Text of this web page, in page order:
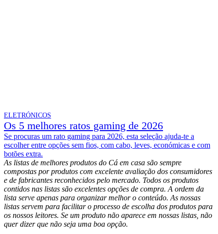
ELETRÓNICOS
Os 5 melhores ratos gaming de 2026
Se procuras um rato gaming para 2026, esta seleção ajuda-te a
escolher entre opções sem fios, com cabo, leves, económicas e com
botões extra.
As listas de melhores produtos do Cá em casa são sempre
compostas por produtos com excelente avaliação dos consumidores
e de fabricantes reconhecidos pelo mercado. Todos os produtos
contidos nas listas são excelentes opções de compra. A ordem da
lista serve apenas para organizar melhor o conteúdo. As nossas
listas servem para facilitar o processo de escolha dos produtos para
os nossos leitores. Se um produto não aparece em nossas listas, não
quer dizer que não seja uma boa opção.